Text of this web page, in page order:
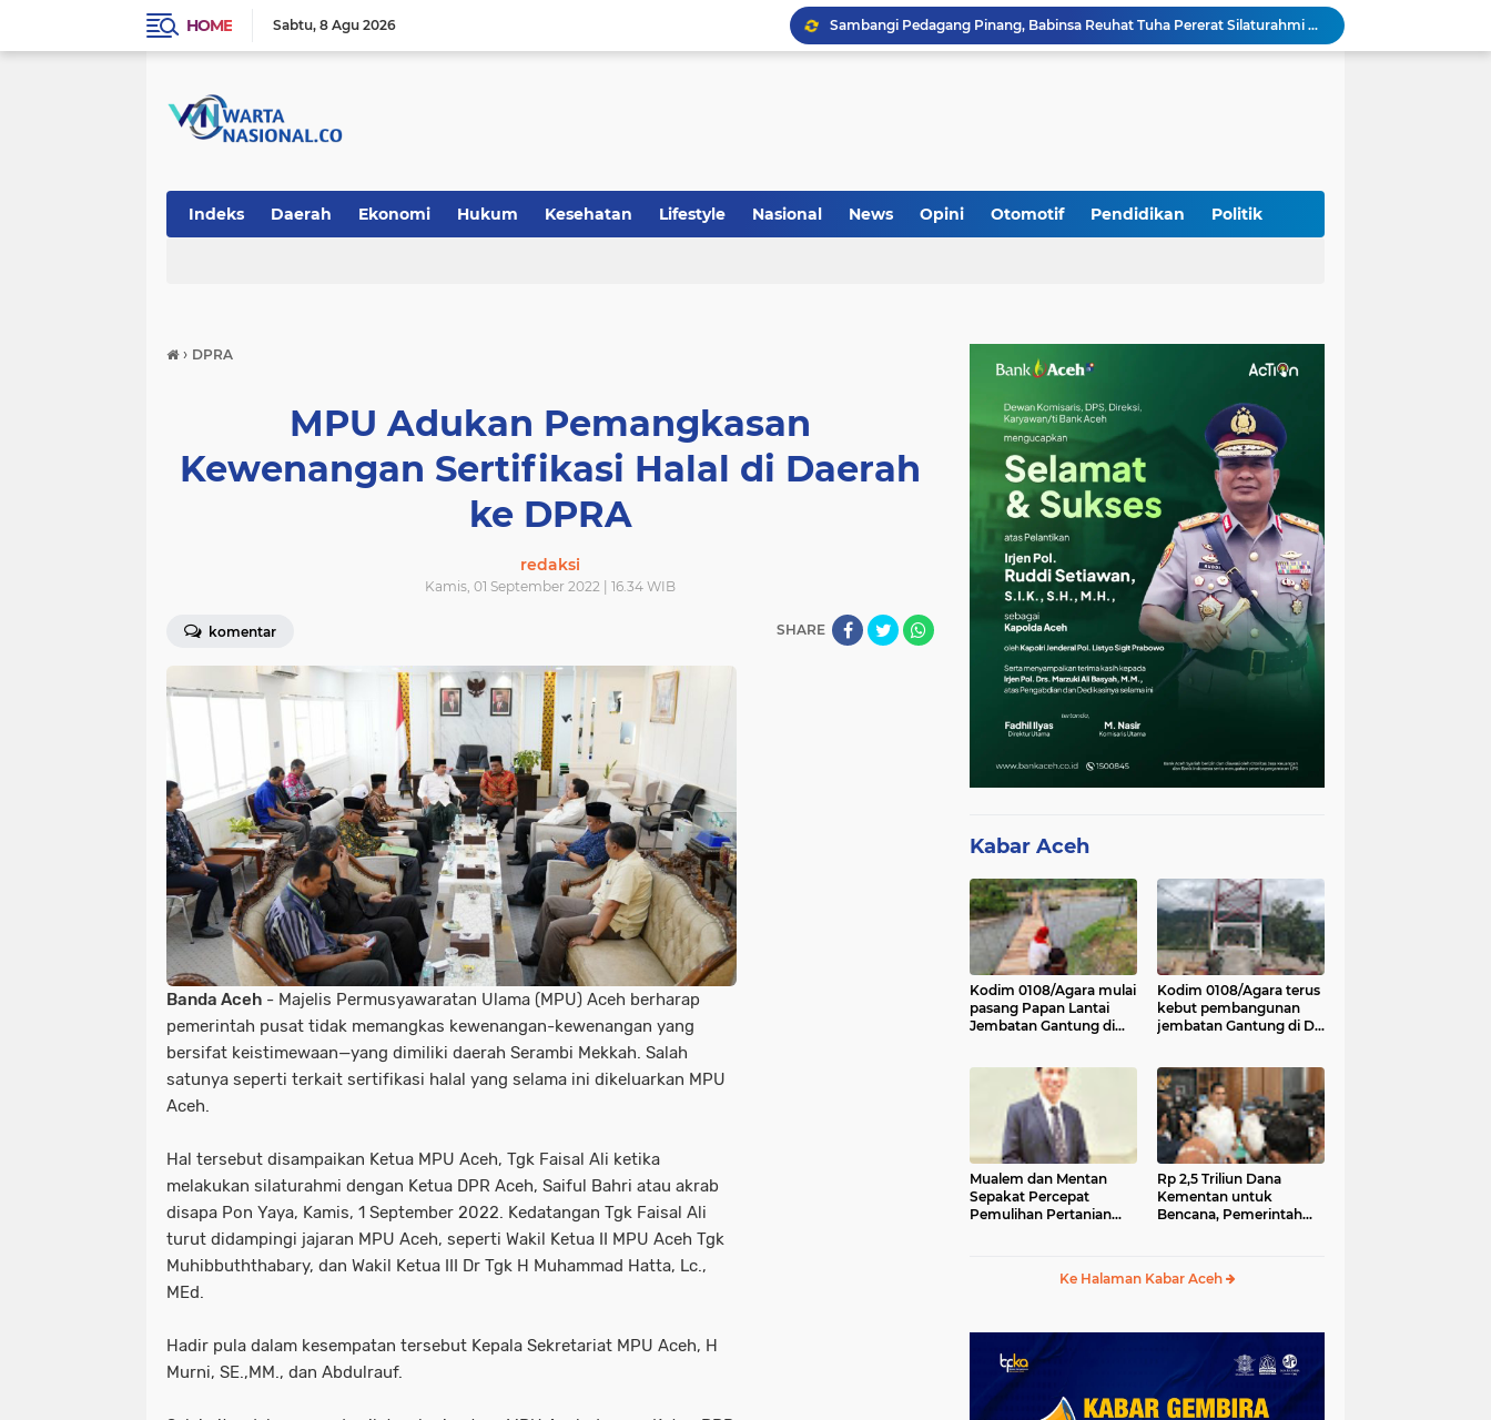
HOME Sabtu 8 Agu 2026
Sambangi Pedagang Pinang, Babinsa Reuhat Tuha Pererat Silaturahmi dengan Warga
Jalin Keakraban dengan Warga, Babinsa Leung Ie Perkuat Komunikasi di Wilayah Binaan
Rp 2,5 Triliun Dana Kementan untuk Bencana, Pemerintah Aceh kelola Rp 9,7 M
Indeks Daerah Ekonomi Hukum Kesehatan Lifestyle Nasional News Opini Otomotif Pendidikan Politik
› DPRA
MPU Adukan Pemangkasan
Kewenangan Sertifikasi Halal di Daerah
ke DPRA
redaksi
Kamis, 01 September 2022 | 16.34 WIB
komentar SHARE
Banda Aceh - Majelis Permusyawaratan Ulama (MPU) Aceh berharap
pemerintah pusat tidak memangkas kewenangan-kewenangan yang
bersifat keistimewaan—yang dimiliki daerah Serambi Mekkah. Salah
satunya seperti terkait sertifikasi halal yang selama ini dikeluarkan MPU
Aceh.
Hal tersebut disampaikan Ketua MPU Aceh, Tgk Faisal Ali ketika
melakukan silaturahmi dengan Ketua DPR Aceh, Saiful Bahri atau akrab
disapa Pon Yaya, Kamis, 1 September 2022. Kedatangan Tgk Faisal Ali
turut didampingi jajaran MPU Aceh, seperti Wakil Ketua II MPU Aceh Tgk
Muhibbuththabary, dan Wakil Ketua III Dr Tgk H Muhammad Hatta, Lc.,
MEd.
Hadir pula dalam kesempatan tersebut Kepala Sekretariat MPU Aceh, H
Murni, SE.,MM., dan Abdulrauf.
Kabar Aceh
Kodim 0108/Agara mulai
pasang Papan Lantai
Jembatan Gantung di
Kodim 0108/Agara terus
kebut pembangunan
jembatan Gantung di Ds.
Mualem dan Mentan
Sepakat Percepat
Pemulihan Pertanian
Rp 2,5 Triliun Dana
Kementan untuk
Bencana, Pemerintah
Ke Halaman Kabar Aceh